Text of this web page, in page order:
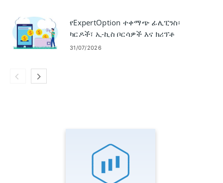
የExpertOption ተቀማጭ ፊሊፒንስ፡
ካርዶች፣ ኢ-ኪስ ቦርሳዎች እና ክሪፕቶ
31/07/2026